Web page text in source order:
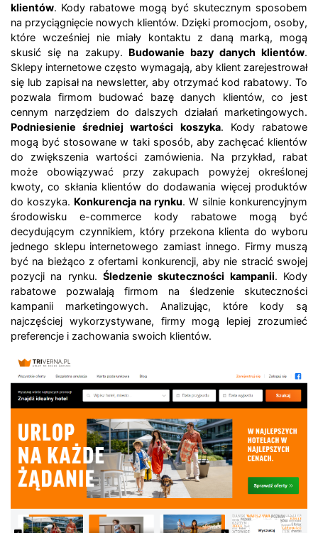
klientów. Kody rabatowe mogą być skutecznym sposobem
na przyciągnięcie nowych klientów. Dzięki promocjom, osoby,
które wcześniej nie miały kontaktu z daną marką, mogą
skusić się na zakupy. Budowanie bazy danych klientów.
Sklepy internetowe często wymagają, aby klient zarejestrował
się lub zapisał na newsletter, aby otrzymać kod rabatowy. To
pozwala firmom budować bazę danych klientów, co jest
cennym narzędziem do dalszych działań marketingowych.
Podniesienie średniej wartości koszyka. Kody rabatowe
mogą być stosowane w taki sposób, aby zachęcać klientów
do zwiększenia wartości zamówienia. Na przykład, rabat
może obowiązywać przy zakupach powyżej określonej
kwoty, co skłania klientów do dodawania więcej produktów
do koszyka. Konkurencja na rynku. W silnie konkurencyjnym
środowisku e-commerce kody rabatowe mogą być
decydującym czynnikiem, który przekona klienta do wyboru
jednego sklepu internetowego zamiast innego. Firmy muszą
być na bieżąco z ofertami konkurencji, aby nie stracić swojej
pozycji na rynku. Śledzenie skuteczności kampanii. Kody
rabatowe pozwalają firmom na śledzenie skuteczności
kampanii marketingowych. Analizując, które kody są
najczęściej wykorzystywane, firmy mogą lepiej zrozumieć
preferencje i zachowania swoich klientów.